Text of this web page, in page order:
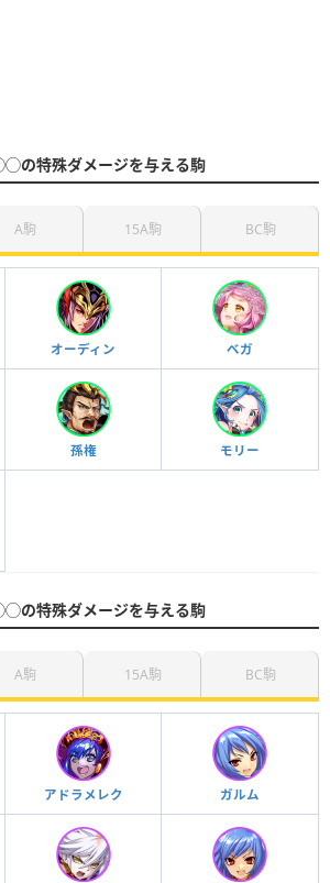
の特殊ダメージを与える駒
A駒 15A駒 BC駒
オーディン ベガ
孫権 モリー
の特殊ダメージを与える駒
A駒 15A駒 BC駒
アドラメレク ガルム